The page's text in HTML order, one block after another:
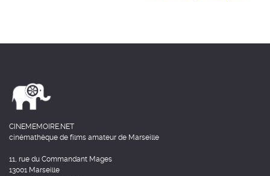
CINEMEMOIRE.NET
cinémathèque de films amateur de Marseille
11, rue du Commandant Mages
13001 Marseille